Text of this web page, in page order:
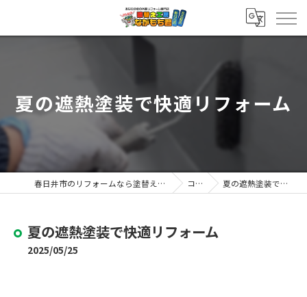
夏の遮熱塗装で快適リフォーム
春日井市のリフォームなら塗替え工房ながもち君 春日井店 コラム 夏の遮熱塗装で快適リフォーム
夏の遮熱塗装で快適リフォーム
2025/05/25